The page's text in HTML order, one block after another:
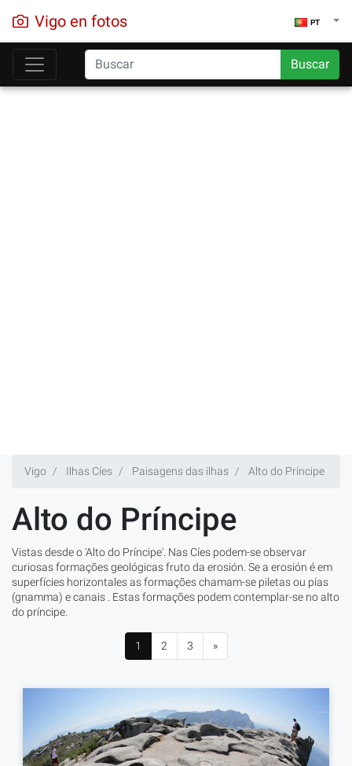
Vigo en fotos PT
Buscar
Vigo Ilhas Cíes Paisagens das ilhas Alto do Príncipe
Alto do Príncipe
Vistas desde o 'Alto do Príncipe'. Nas Cíes podem-se observar
curiosas formações geológicas fruto da erosión. Se a erosión é em
superfícies horizontales as formações chamam-se piletas ou pías
(gnamma) e canais . Estas formações podem contemplar-se no alto
do príncipe.
1 2 3 »